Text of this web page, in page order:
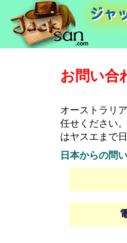
お問い合
オーストラリ
任せください
はヤスエまで
日本からの問